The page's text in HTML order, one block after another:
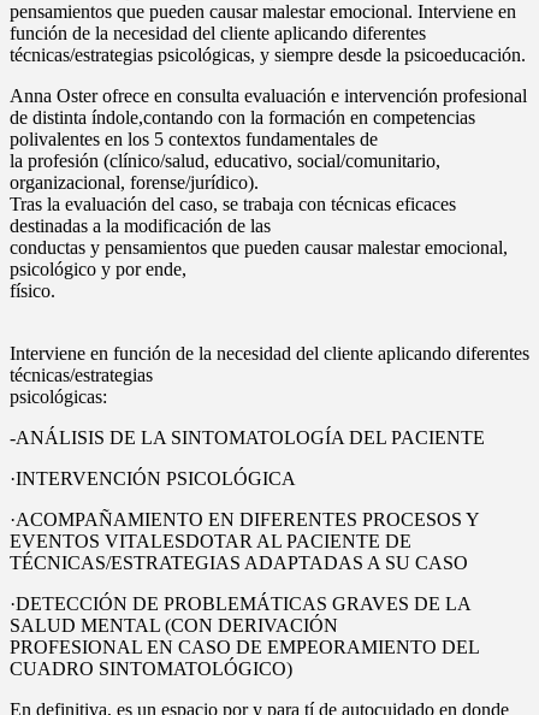
pensamientos que pueden causar malestar emocional. Interviene en
función de la necesidad del cliente aplicando diferentes
técnicas/estrategias psicológicas, y siempre desde la psicoeducación.
Anna Oster ofrece en consulta evaluación e intervención profesional
de distinta índole,contando con la formación en competencias
polivalentes en los 5 contextos fundamentales de
la profesión (clínico/salud, educativo, social/comunitario,
organizacional, forense/jurídico).
Tras la evaluación del caso, se trabaja con técnicas eficaces
destinadas a la modificación de las
conductas y pensamientos que pueden causar malestar emocional,
psicológico y por ende,
físico.
Interviene en función de la necesidad del cliente aplicando diferentes
técnicas/estrategias
psicológicas:
-ANÁLISIS DE LA SINTOMATOLOGÍA DEL PACIENTE
·INTERVENCIÓN PSICOLÓGICA
·ACOMPAÑAMIENTO EN DIFERENTES PROCESOS Y
EVENTOS VITALESDOTAR AL PACIENTE DE
TÉCNICAS/ESTRATEGIAS ADAPTADAS A SU CASO
·DETECCIÓN DE PROBLEMÁTICAS GRAVES DE LA
SALUD MENTAL (CON DERIVACIÓN
PROFESIONAL EN CASO DE EMPEORAMIENTO DEL
CUADRO SINTOMATOLÓGICO)
En definitiva, es un espacio por y para tí de autocuidado en donde